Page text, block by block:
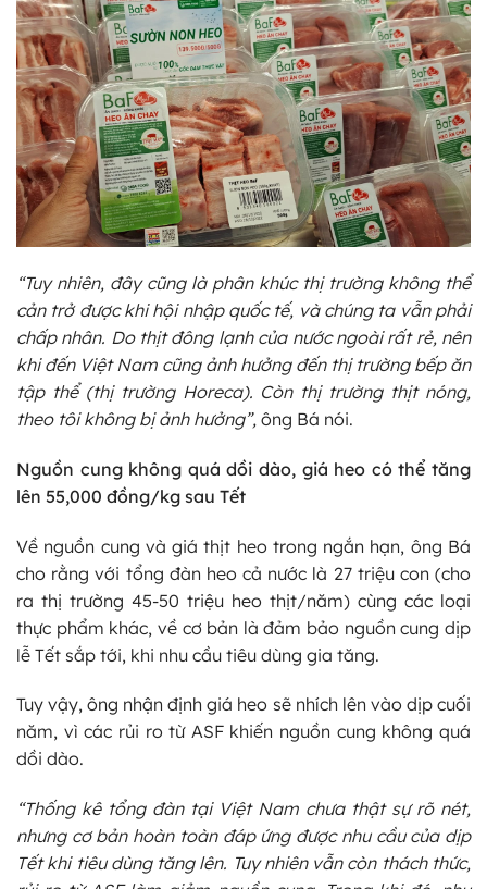
“Tuy nhiên, đây cũng là phân khúc thị trường không thể
cản trở được khi hội nhập quốc tế, và chúng ta vẫn phải
chấp nhân. Do thịt đông lạnh của nước ngoài rất rẻ, nên
khi đến Việt Nam cũng ảnh hưởng đến thị trường bếp ăn
tập thể (thị trường Horeca). Còn thị trường thịt nóng,
theo tôi không bị ảnh hưởng”, ông Bá nói.
Nguồn cung không quá dồi dào, giá heo có thể tăng
lên 55,000 đồng/kg sau Tết
Về nguồn cung và giá thịt heo trong ngắn hạn, ông Bá
cho rằng với tổng đàn heo cả nước là 27 triệu con (cho
ra thị trường 45-50 triệu heo thịt/năm) cùng các loại
thực phẩm khác, về cơ bản là đảm bảo nguồn cung dịp
lễ Tết sắp tới, khi nhu cầu tiêu dùng gia tăng.
Tuy vậy, ông nhận định giá heo sẽ nhích lên vào dịp cuối
năm, vì các rủi ro từ ASF khiến nguồn cung không quá
dồi dào.
“Thống kê tổng đàn tại Việt Nam chưa thật sự rõ nét,
nhưng cơ bản hoàn toàn đáp ứng được nhu cầu của dịp
Tết khi tiêu dùng tăng lên. Tuy nhiên vẫn còn thách thức,